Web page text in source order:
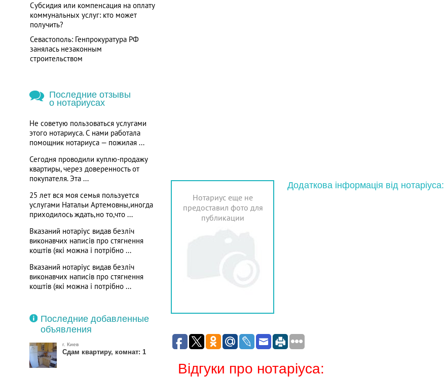
Субсидия или компенсация на оплату
коммунальных услуг: кто может
получить?
Севастополь: Генпрокуратура РФ
занялась незаконным
строительством
Последние отзывы
о нотариусах
Не советую пользоваться услугами
этого нотариуса. С нами работала
помощник нотариуса — пожилая ...
Сегодня проводили куплю-продажу
квартиры, через доверенность от
покупателя. Эта ...
25 лет вся моя семья пользуется
услугами Натальи Артемовны,иногда
приходилось ждать,но то,что ...
Вказаний нотаріус видав безліч
виконавчих написів про стягнення
коштів (які можна і потрібно ...
Вказаний нотаріус видав безліч
виконавчих написів про стягнення
коштів (які можна і потрібно ...
Последние добавленные
объявления
г. Киев
Сдам квартиру, комнат: 1
Додаткова інформація від нотаріуса:
Нотариус еще не
предоставил фото для
публикации
Відгуки про нотаріуса: